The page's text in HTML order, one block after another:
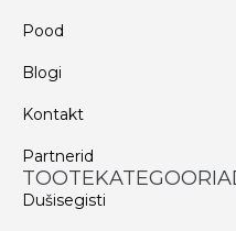
Pood
Blogi
Kontakt
Partnerid
Dušisegisti